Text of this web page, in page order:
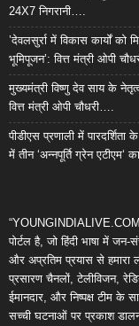
24X7 निगरानी….
’देवलसुर्रा में विकास कार्यों
भूमिपूजन’: वित्त मंत्री ओपी
मुख्यमंत्री विष्णु देव साय के
वित्त मंत्री ओपी चौधरी….
पीडीएस प्रणाली में
में तीन ‘अन्नपूर्ति ग्रेन एटीएम‘
पोर्टल है, जो हिंदी भाषा में
और अप्रतिम प्रयास से हमारा
प्रसारण चैनलों, टेलीविजन,
ईमानदार, और निष्पक्ष टीम के
सच्ची घटनाओं पर प्रकाश